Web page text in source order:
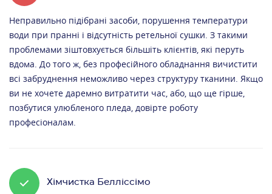
Неправильно підібрані засоби, порушення температури
води при пранні і відсутність ретельної сушки. З такими
проблемами зіштовхується більшіть клієнтів, які перуть
вдома. До того ж, без професійного обладнання вичистити
всі забруднення неможливо через структуру тканини. Якщо
ви не хочете даремно витратити час, або, що ще гірше,
позбутися улюбленого пледа, довірте роботу
професіоналам.
Хімчистка Белліссімо